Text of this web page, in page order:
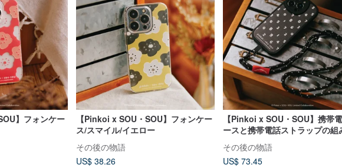
】フォンケー
【Pinkoi x SOU・SOU】フォンケー
ス/スマイル/イエロー
その後の物語
US$ 38.26
【Pinkoi x SOU・SOU】携帯
ースと携帯電話ストラップの組
その後の物語
US$ 73.45